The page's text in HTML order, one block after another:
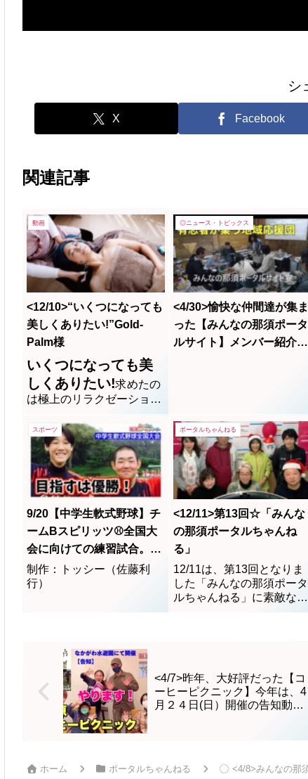
シ
X Facebook
関連記事
動画
<12/10>“いくつになっても
美しくありたい!”Gold-
Palm様
いくつになっても美
しくありたい!求めたの
は極上のリラクゼーション
♡ハンドによる施術にプラ
ス微弱電流を流すことで普
段使われていない筋肉にア
プローチ。特殊な技術によ
り普段の筋肉トレーニング
とは違いボディービルダー
のような固い筋肉にはなら
いので女性らしいスタイル
を作ることが出来ます。ハ
ンドによる施術なのでリラ
クゼーション効果も高く、
また微弱電流によって凝り
固まった筋肉をほぐすこと
や腰痛などにお悩みの方に
◎ニュース・トピックス
<4/30>愉快な仲間達が集ま
った【みんなの那須ポータ
ルサイト】メンバー紹介動
スポーツ
9/20【中学生軟式野球】チ
ームBスピリッツ⚾️全国大
会に向けての練習試合。大
会に向けてのメッセージ。
制作：トッシー（佐藤利
行）
ポータルちゃんねる
<12/11>第13回☆「みんな
の那須ポータルちゃんね
る」
12/11は、第13回となりま
した「みんなの那須ポータ
ルちゃんねる」に素敵なゲ
紀子さん❀ 薬膳サロン な
つめ❀熊田 康子さんご出
演の皆様、素敵なお話し本
だけ、ちゃんねるがある♪
<4/7>昨年、大好評だった【コ
ーヒーピクニック】今年は、4
月２４日(日）開催の告知動
ホーム ポータルちゃんねる <4/8>みんなの那